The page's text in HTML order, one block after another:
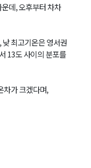
데, 오후부터 차차
최고기온은 영서권
13도 사이의 분포를
차가 크겠다며,